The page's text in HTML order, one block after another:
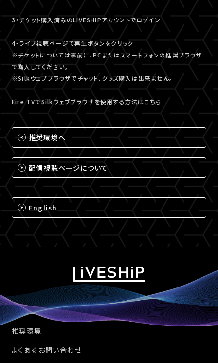
3・チケット購入済みのLIVESHIPアカウントでログイン
4・ライブ視聴ページで再生ボタンをクリック
※チケットについては事前に、PCまたはスマートフォンの推奨ブラウザ
で購入してください。
※Silkウェブブラウザでチャット、グッズ購入は出来ません。
Fire TVでSilkウェブブラウザを使用する方法はこちら
推奨環境へ
配信視聴ページについて
English
推奨環境
よくあるお問い合わせ